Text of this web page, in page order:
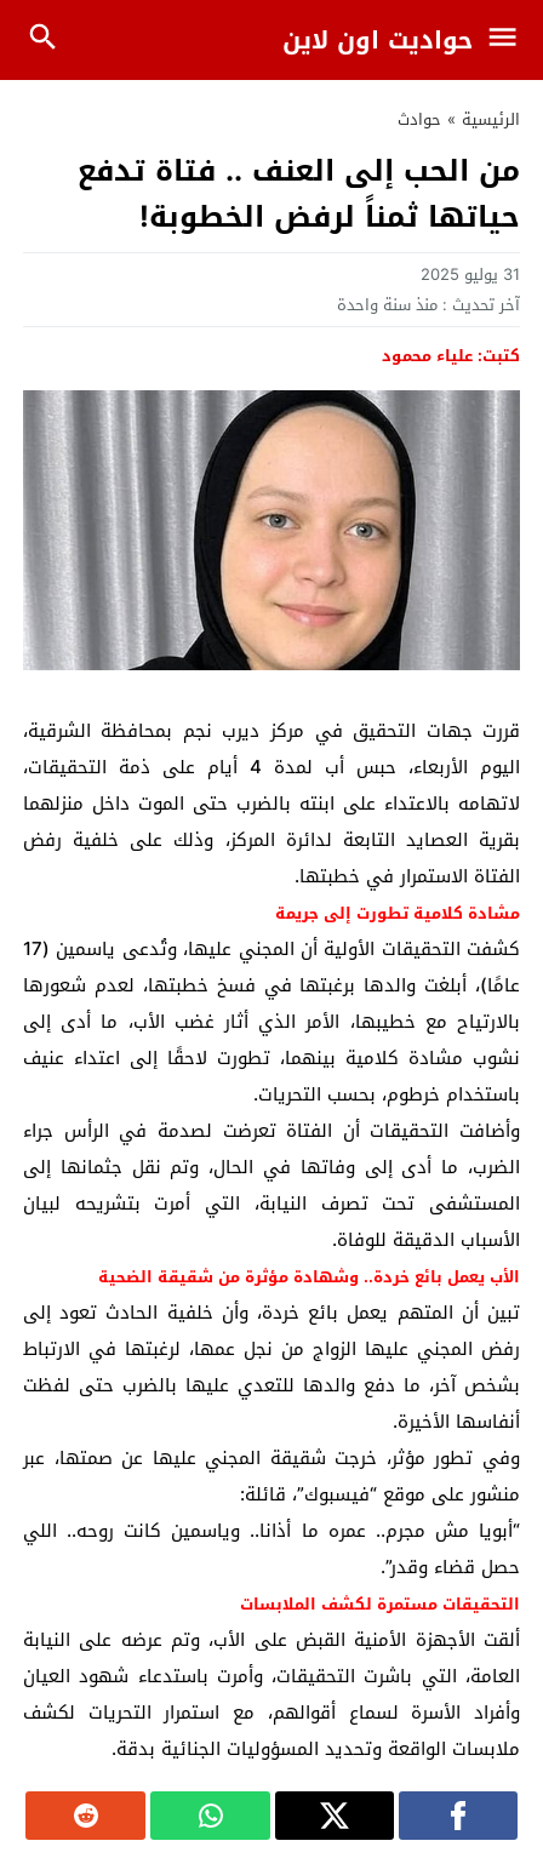
حواديت اون لاين
الرئيسية » حوادث
من الحب إلى العنف .. فتاة تدفع
حياتها ثمناً لرفض الخطوبة!
31 يوليو 2025
آخر تحديث : منذ سنة واحدة
كتبت: علياء محمود
قررت جهات التحقيق في مركز ديرب نجم بمحافظة الشرقية،
اليوم الأربعاء، حبس أب لمدة 4 أيام على ذمة التحقيقات،
لاتهامه بالاعتداء على ابنته بالضرب حتى الموت داخل منزلهما
بقرية العصايد التابعة لدائرة المركز، وذلك على خلفية رفض
الفتاة الاستمرار في خطبتها.
مشادة كلامية تطورت إلى جريمة
كشفت التحقيقات الأولية أن المجني عليها، وتُدعى ياسمين (17
عامًا)، أبلغت والدها برغبتها في فسخ خطبتها، لعدم شعورها
بالارتياح مع خطيبها، الأمر الذي أثار غضب الأب، ما أدى إلى
نشوب مشادة كلامية بينهما، تطورت لاحقًا إلى اعتداء عنيف
باستخدام خرطوم، بحسب التحريات.
وأضافت التحقيقات أن الفتاة تعرضت لصدمة في الرأس جراء
الضرب، ما أدى إلى وفاتها في الحال، وتم نقل جثمانها إلى
المستشفى تحت تصرف النيابة، التي أمرت بتشريحه لبيان
الأسباب الدقيقة للوفاة.
الأب يعمل بائع خردة.. وشهادة مؤثرة من شقيقة الضحية
تبين أن المتهم يعمل بائع خردة، وأن خلفية الحادث تعود إلى
رفض المجني عليها الزواج من نجل عمها، لرغبتها في الارتباط
بشخص آخر، ما دفع والدها للتعدي عليها بالضرب حتى لفظت
أنفاسها الأخيرة.
وفي تطور مؤثر، خرجت شقيقة المجني عليها عن صمتها، عبر
منشور على موقع “فيسبوك”، قائلة:
“أبويا مش مجرم.. عمره ما أذانا.. وياسمين كانت روحه.. اللي
حصل قضاء وقدر”.
التحقيقات مستمرة لكشف الملابسات
ألقت الأجهزة الأمنية القبض على الأب، وتم عرضه على النيابة
العامة، التي باشرت التحقيقات، وأمرت باستدعاء شهود العيان
وأفراد الأسرة لسماع أقوالهم، مع استمرار التحريات لكشف
ملابسات الواقعة وتحديد المسؤوليات الجنائية بدقة.